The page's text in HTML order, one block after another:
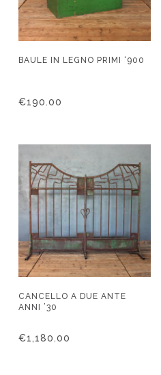
BAULE IN LEGNO PRIMI ‘900
€190.00
CANCELLO A DUE ANTE
ANNI ’30
€1,180.00